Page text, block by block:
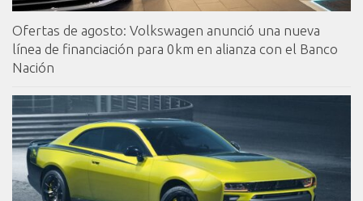
Ofertas de agosto: Volkswagen anunció una nueva
línea de financiación para 0km en alianza con el Banco
Nación